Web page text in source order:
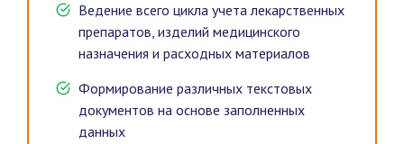
Ведение всего цикла учета лекарственных
препаратов, изделий медицинского
назначения и расходных материалов
Формирование различных текстовых
документов на основе заполненных
данных